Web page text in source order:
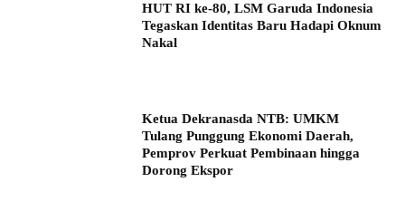
HUT RI ke-80, LSM Garuda Indonesia
Tegaskan Identitas Baru Hadapi Oknum
Nakal
Ketua Dekranasda NTB: UMKM
Tulang Punggung Ekonomi Daerah,
Pemprov Perkuat Pembinaan hingga
Dorong Ekspor